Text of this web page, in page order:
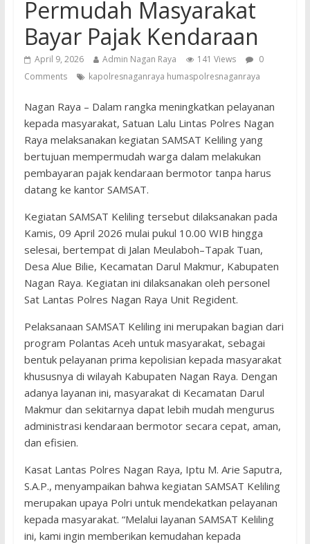
Permudah Masyarakat
Bayar Pajak Kendaraan
April 9, 2026 Admin Nagan Raya 141 Views
0
Comments
kapolresnaganraya humaspolresnaganraya
Nagan Raya – Dalam rangka meningkatkan pelayanan
kepada masyarakat, Satuan Lalu Lintas Polres Nagan
Raya melaksanakan kegiatan SAMSAT Keliling yang
bertujuan mempermudah warga dalam melakukan
pembayaran pajak kendaraan bermotor tanpa harus
datang ke kantor SAMSAT.
Kegiatan SAMSAT Keliling tersebut dilaksanakan pada
Kamis, 09 April 2026 mulai pukul 10.00 WIB hingga
selesai, bertempat di Jalan Meulaboh–Tapak Tuan,
Desa Alue Bilie, Kecamatan Darul Makmur, Kabupaten
Nagan Raya. Kegiatan ini dilaksanakan oleh personel
Sat Lantas Polres Nagan Raya Unit Regident.
Pelaksanaan SAMSAT Keliling ini merupakan bagian dari
program Polantas Aceh untuk masyarakat, sebagai
bentuk pelayanan prima kepolisian kepada masyarakat
khususnya di wilayah Kabupaten Nagan Raya. Dengan
adanya layanan ini, masyarakat di Kecamatan Darul
Makmur dan sekitarnya dapat lebih mudah mengurus
administrasi kendaraan bermotor secara cepat, aman,
dan efisien.
Kasat Lantas Polres Nagan Raya, Iptu M. Arie Saputra,
S.A.P., menyampaikan bahwa kegiatan SAMSAT Keliling
merupakan upaya Polri untuk mendekatkan pelayanan
kepada masyarakat. “Melalui layanan SAMSAT Keliling
ini, kami ingin memberikan kemudahan kepada